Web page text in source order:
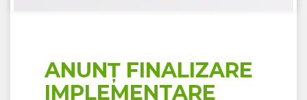
ANUNȚ FINALIZARE
IMPLEMENTARE